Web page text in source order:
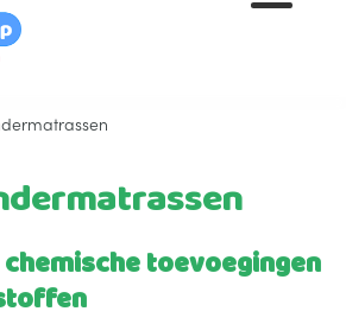
toevoegingen